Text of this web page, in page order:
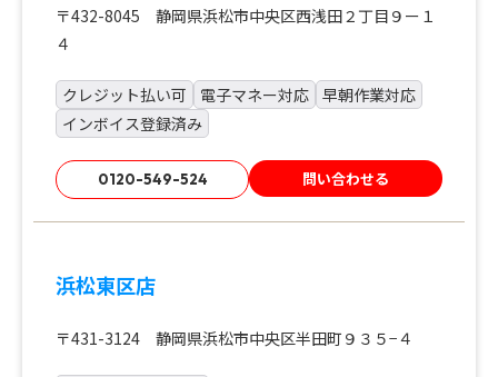
〒432-8045 静岡県浜松市中央区西浅田２丁目９ー１
４
クレジット払い可 電子マネー対応 早朝作業対応
インボイス登録済み
0120-549-524 問い合わせる
浜松東区店
〒431-3124 静岡県浜松市中央区半田町９３５−４